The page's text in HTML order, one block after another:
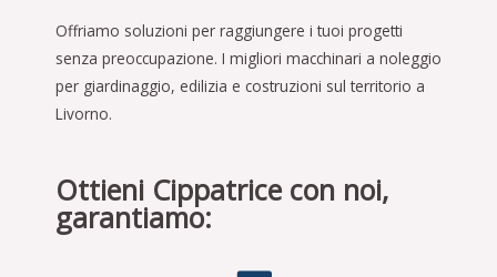
Offriamo soluzioni per raggiungere i tuoi progetti
senza preoccupazione. I migliori macchinari a noleggio
per giardinaggio, edilizia e costruzioni sul territorio a
Livorno.
Ottieni Cippatrice con noi,
garantiamo: